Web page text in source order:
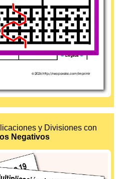
y Divisiones con
Negativos